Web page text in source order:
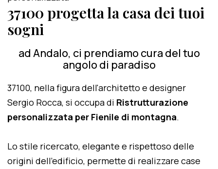
37100 progetta la casa dei tuoi
sogni
ad Andalo, ci prendiamo cura del tuo
angolo di paradiso
37100, nella figura dell'architetto e designer
Sergio Rocca, si occupa di Ristrutturazione
personalizzata per Fienile di montagna.
Lo stile ricercato, elegante e rispettoso delle
origini dell'edificio, permette di realizzare case